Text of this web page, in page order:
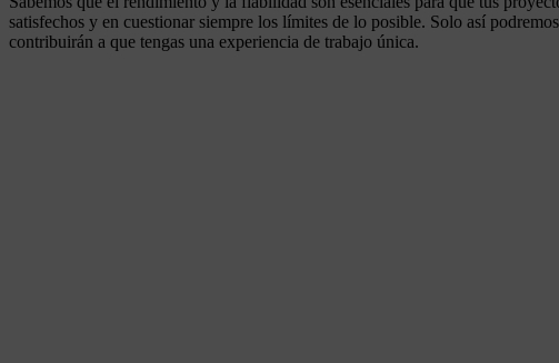
satisfechos y en cuestionar siempre los límites de lo posible. Solo así
contribuirán a que tengas una experiencia de trabajo única.